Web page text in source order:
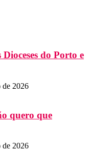
do Porto e
de 2026
quero que
de 2026